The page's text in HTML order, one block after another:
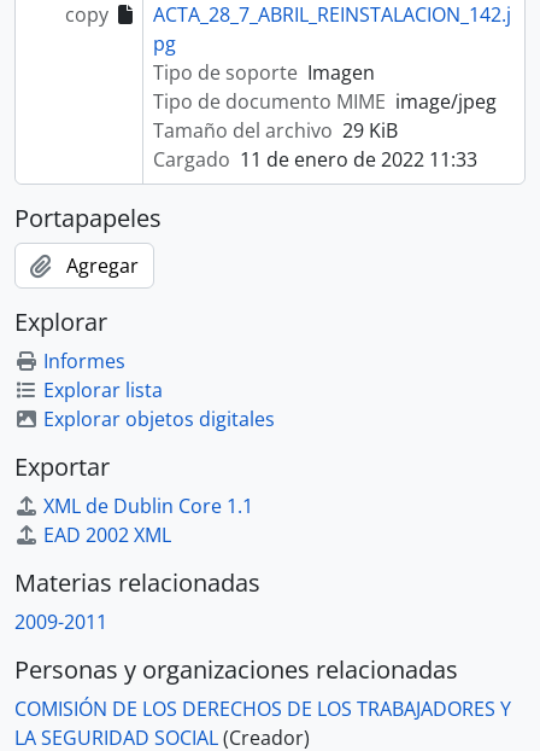
copy
ACTA_28_7_ABRIL_REINSTALACION_142.j
pg
Tipo de soporte Imagen
Tipo de documento MIME image/jpeg
Tamaño del archivo 29 KiB
Cargado 11 de enero de 2022 11:33
Portapapeles
Agregar
Explorar
Informes
Explorar lista
Explorar objetos digitales
Exportar
XML de Dublin Core 1.1
EAD 2002 XML
Materias relacionadas
2009-2011
Personas y organizaciones relacionadas
COMISIÓN DE LOS DERECHOS DE LOS TRABAJADORES Y
LA SEGURIDAD SOCIAL(Creador)